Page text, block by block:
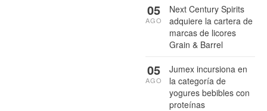
Next Century Spirits
adquiere la cartera de
marcas de licores
Grain & Barrel
05
AGO
Jumex incursiona en
la categoría de
yogures bebibles con
proteínas
05
AGO